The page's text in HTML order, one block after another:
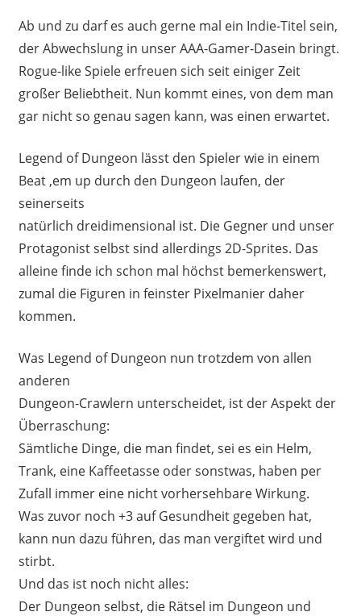
Ab und zu darf es auch gerne mal ein Indie-Titel sein,
der Abwechslung in unser AAA-Gamer-Dasein bringt.
Rogue-like Spiele erfreuen sich seit einiger Zeit
großer Beliebtheit. Nun kommt eines, von dem man
gar nicht so genau sagen kann, was einen erwartet.
Legend of Dungeon lässt den Spieler wie in einem
Beat ‚em up durch den Dungeon laufen, der
seinerseits
natürlich dreidimensional ist. Die Gegner und unser
Protagonist selbst sind allerdings 2D-Sprites. Das
alleine finde ich schon mal höchst bemerkenswert,
zumal die Figuren in feinster Pixelmanier daher
kommen.
Was Legend of Dungeon nun trotzdem von allen
anderen
Dungeon-Crawlern unterscheidet, ist der Aspekt der
Überraschung:
Sämtliche Dinge, die man findet, sei es ein Helm,
Trank, eine Kaffeetasse oder sonstwas, haben per
Zufall immer eine nicht vorhersehbare Wirkung.
Was zuvor noch +3 auf Gesundheit gegeben hat,
kann nun dazu führen, das man vergiftet wird und
stirbt.
Und das ist noch nicht alles:
Der Dungeon selbst, die Rätsel im Dungeon und